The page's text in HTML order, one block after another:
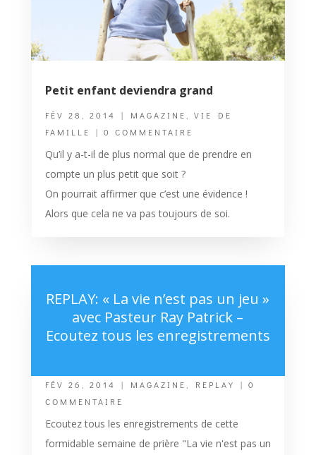
Petit enfant deviendra grand
FÉV 28, 2014 | MAGAZINE
VIE DE
FAMILLE
| 0 COMMENTAIRE
Qu’il y a-t-il de plus normal que de prendre en
compte un plus petit que soit ?
On pourrait affirmer que c’est une évidence !
Alors que cela ne va pas toujours de soi.
REPLAY: « La vie n’est pas un jeu »
avec Pasteur Ray Patrick –
Ecoutez tous les enregistrements
FÉV 26, 2014 | MAGAZINE REPLAY
| 0
COMMENTAIRE
Ecoutez tous les enregistrements de cette
formidable semaine de prière "La vie n'est pas un